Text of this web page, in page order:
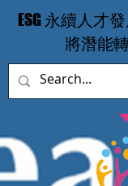
​ESG 永續人才
將潛能